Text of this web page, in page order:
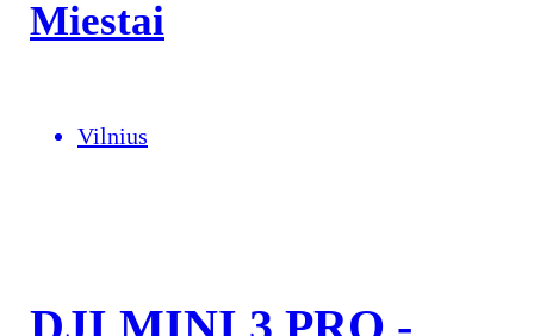
Miestai
Vilnius